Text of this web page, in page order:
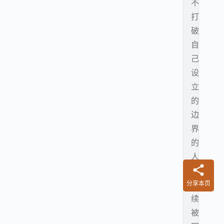
不
打
破
自
己
设
立
的
边
界
的
人
将
持
续
被
分享本页